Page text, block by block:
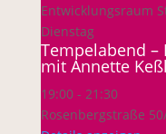
Entwicklungsraum
Dienstag
Tempelabend –
mit Annette
19:00- 21:30
Rosenbergstraße